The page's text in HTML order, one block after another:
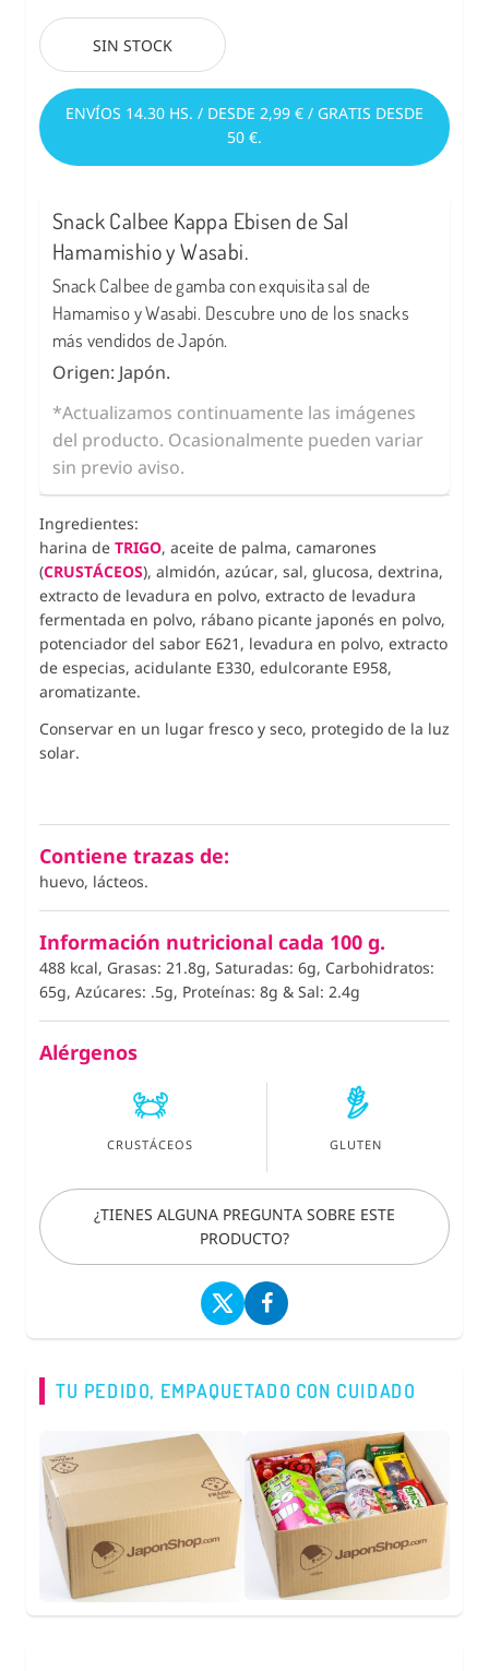
SIN STOCK
ENVÍOS 14.30 HS. / DESDE 2,99 € / GRATIS DESDE
50 €.
Snack Calbee Kappa Ebisen de Sal
Hamamishio y Wasabi.
Snack Calbee de gamba con exquisita sal de
Hamamiso y Wasabi. Descubre uno de los snacks
más vendidos de Japón.
Origen: Japón.
*Actualizamos continuamente las imágenes
del producto. Ocasionalmente pueden variar
sin previo aviso.
Ingredientes:
harina de TRIGO, aceite de palma, camarones
(CRUSTÁCEOS), almidón, azúcar, sal, glucosa, dextrina,
extracto de levadura en polvo, extracto de levadura
fermentada en polvo, rábano picante japonés en polvo,
potenciador del sabor E621, levadura en polvo, extracto
de especias, acidulante E330, edulcorante E958,
aromatizante.
Conservar en un lugar fresco y seco, protegido de la luz
solar.
Contiene trazas de:
huevo, lácteos.
Información nutricional cada 100 g.
488 kcal, Grasas: 21.8g, Saturadas: 6g, Carbohidratos:
65g, Azúcares: .5g, Proteínas: 8g & Sal: 2.4g
Alérgenos
CRUSTÁCEOS GLUTEN
¿TIENES ALGUNA PREGUNTA SOBRE ESTE
PRODUCTO?
TU PEDIDO, EMPAQUETADO CON CUIDADO